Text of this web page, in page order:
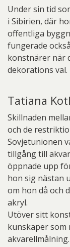
Under sin tid
i Sibirien, där
offentliga
fungerade
konstnärer när
dekorations val.
Tatiana
Skillnaden
och de
Sovjetunionen
tillgång till
öppnade upp
hon sig nästan
om hon då och
akryl.
Utöver sitt
kunskaper som
akvarellmålning.